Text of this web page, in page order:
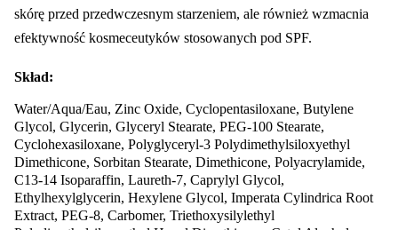
skórę przed przedwczesnym starzeniem, ale również wzmacnia
efektywność kosmeceutyków stosowanych pod SPF.
Skład:
Water/Aqua/Eau, Zinc Oxide, Cyclopentasiloxane, Butylene
Glycol, Glycerin, Glyceryl Stearate, PEG-100 Stearate,
Cyclohexasiloxane, Polyglyceryl-3 Polydimethylsiloxyethyl
Dimethicone, Sorbitan Stearate, Dimethicone, Polyacrylamide,
C13-14 Isoparaffin, Laureth-7, Caprylyl Glycol,
Ethylhexylglycerin, Hexylene Glycol, Imperata Cylindrica Root
Extract, PEG-8, Carbomer, Triethoxysilylethyl